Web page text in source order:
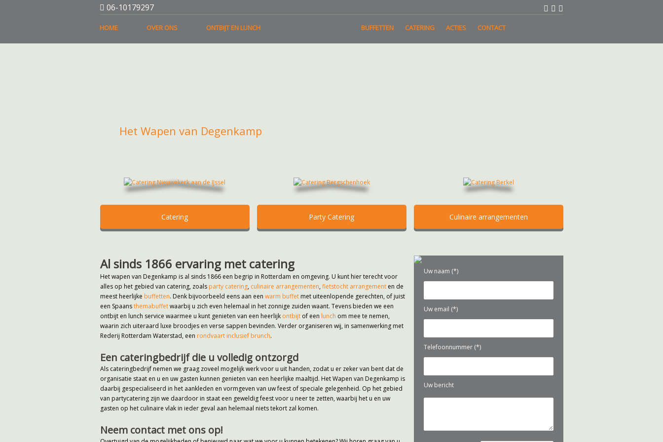
06-10179297
HOME OVER ONS ONTBIJT EN LUNCH BUFFETTEN CATERING ACTIES CONTACT
Het Wapen van Degenkamp
Catering Party Catering Culinaire arrangementen
Al sinds 1866 ervaring met catering
Het wapen van Degenkamp is al sinds 1866 een begrip in Rotterdam en omgeving. U kunt hier terecht voor
alles op het gebied van catering, zoals party catering, culinaire arrangementen,fietstocht arrangementen de
meest heerlijke buffetten. Denk bijvoorbeeld eens aan een warm buffet met uiteenlopende gerechten, of juist
een Spaansthemabuffetwaarbij u zich even helemaal in het zonnige zuiden waant. Tevens bieden we een
ontbijt en lunch service waarmee u kunt genieten van een heerlijk ontbijtof een lunch om mee te nemen,
waarin zich uiteraard luxe broodjes en verse sappen bevinden. Verder organiseren wij, in samenwerking met
Rederij Rotterdam Waterstad, een rondvaart inclusief brunch.
Een cateringbedrijf die u volledig ontzorgd
Als cateringbedrijf nemen we graag zoveel mogelijk werk voor u uit handen, zodat u er zeker van bent dat de
organisatie staat en u en uw gasten kunnen genieten van een heerlijke maaltijd. Het Wapen van Degenkamp is
daarbij gespecialiseerd in het aankleden en vormgeven van uw feest of speciale gelegenheid. Op het gebied
van partycatering zijn we daardoor in staat een geweldig feest voor u neer te zetten, waarbij het u en uw
gasten op het culinaire vlak in ieder geval aan helemaal niets tekort zal komen.
Neem contact met ons op!
Uw naam (*)
Uw email (*)
Telefoonnummer (*)
Uw bericht